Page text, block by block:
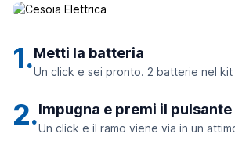
1.Metti la batteria
Un click e sei pronto. 2 batterie nel
2.Impugna e premi il pulsante
Un click e il ramo viene via in un